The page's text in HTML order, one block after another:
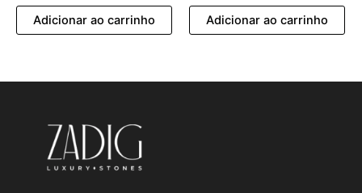
Adicionar ao carrinho Adicionar ao carrinho